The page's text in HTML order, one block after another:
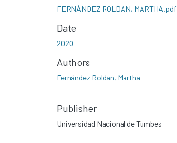
FERNÁNDEZ ROLDAN, MARTHA.pdf
Date
2020
Authors
Fernández Roldan, Martha
Publisher
Universidad Nacional de Tumbes